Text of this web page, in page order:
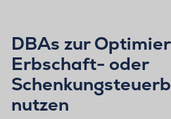
DBAs zur
Erbschaft- oder
nutzen